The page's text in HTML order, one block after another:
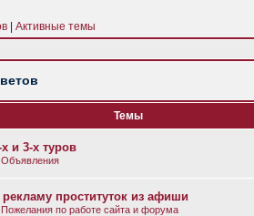
Активные темы
Темы
и 3-х туров
Объявления
рекламу проституток из афиши
Пожелания по работе сайта и форума